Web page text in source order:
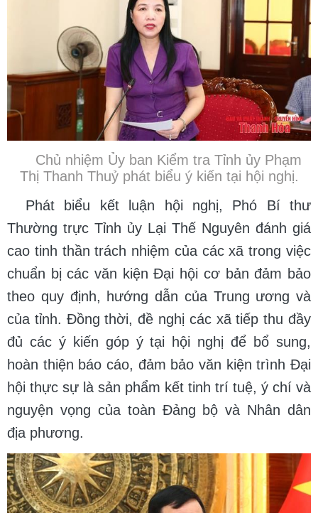
Chủ nhiệm Ủy ban Kiểm tra Tỉnh ủy Phạm
Thị Thanh Thuỷ phát biểu ý kiến tại hội nghị.
Phát biểu kết luận hội nghị, Phó Bí thư
Thường trực Tỉnh ủy Lại Thế Nguyên đánh giá
cao tinh thần trách nhiệm của các xã trong việc
chuẩn bị các văn kiện Đại hội cơ bản đảm bảo
theo quy định, hướng dẫn của Trung ương và
của tỉnh. Đồng thời, đề nghị các xã tiếp thu đầy
đủ các ý kiến góp ý tại hội nghị để bổ sung,
hoàn thiện báo cáo, đảm bảo văn kiện trình Đại
hội thực sự là sản phẩm kết tinh trí tuệ, ý chí và
nguyện vọng của toàn Đảng bộ và Nhân dân
địa phương.